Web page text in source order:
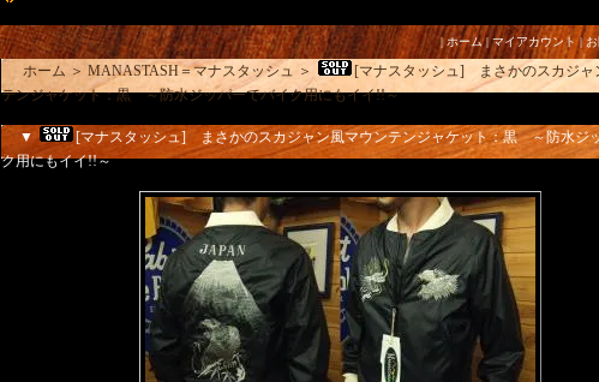
|ホーム|マイアカウント |
ホーム ＞ MANASTASH＝マナスタッシュ ＞
[マナスタッシュ] まさかのスカジャ
テンジャケット：黒 ～防水ジッパーでバイク用にもイイ!!～
▼
[マナスタッシュ] まさかのスカジャン風マウンテンジャケット：黒 ～防水ジ
ク用にもイイ!!～